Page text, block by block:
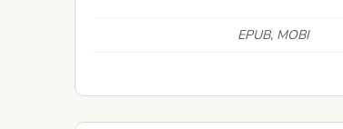
EPUB, MOBI